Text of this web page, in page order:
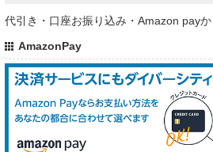
代引き・口座お振り込み・Amazon payか
AmazonPay